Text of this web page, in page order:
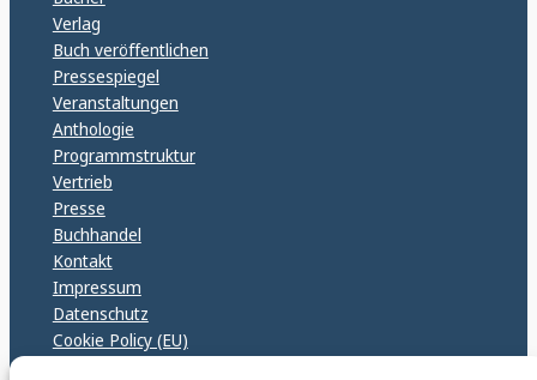
Verlag
Buch veröffentlichen
Pressespiegel
Veranstaltungen
Anthologie
Programmstruktur
Vertrieb
Presse
Buchhandel
Kontakt
Impressum
Datenschutz
Cookie Policy (EU)